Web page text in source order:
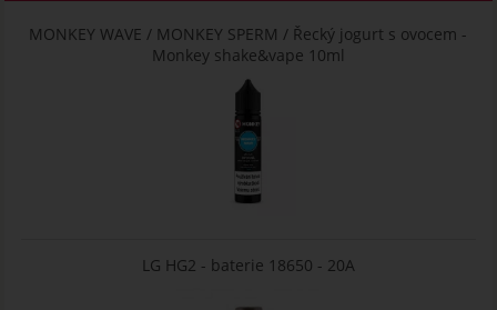
MONKEY WAVE / MONKEY SPERM / Řecký jogurt s ovocem -
Monkey shake&vape 10ml
LG HG2 - baterie 18650 - 20A